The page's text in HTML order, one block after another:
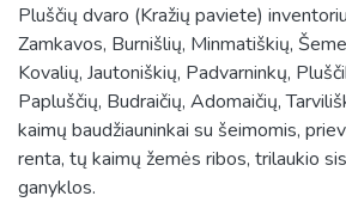
Pluščių dvaro (Kražių paviete)
Zamkavos, Burnišlių, Minmatiškių,
Kovalių, Jautoniškių, Padvarninkų,
Papluščių, Budraičių, Adomaičių,
kaimų baudžiauninkai su šeimomis,
renta, tų kaimų žemės ribos, trilaukio
ganyklos.